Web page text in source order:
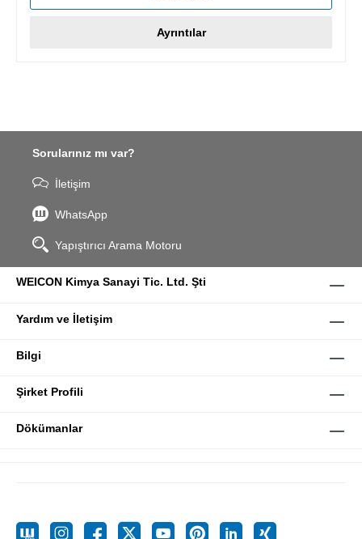
Ayrıntılar
Sorularınız mı var?
İletişim
WhatsApp
Yapıştırıcı Arama Motoru
WEICON Kimya Sanayi Tic. Ltd. Şti
Yardım ve İletişim
Bilgi
Şirket Profili
Dökümanlar